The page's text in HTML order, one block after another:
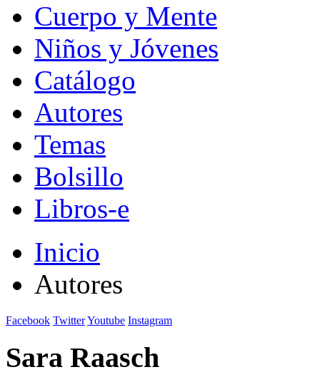
Cuerpo y Mente
Niños y Jóvenes
Catálogo
Autores
Temas
Bolsillo
Libros-e
Inicio
Autores
Facebook TwitterYoutube Instagram
Sara Raasch